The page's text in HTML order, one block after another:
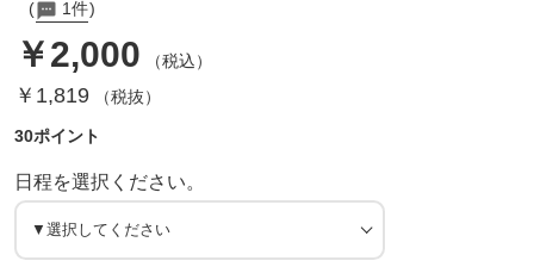
1件
￥2,000 （税込）
￥1,819（税抜）
30ポイント
日程を選択ください。